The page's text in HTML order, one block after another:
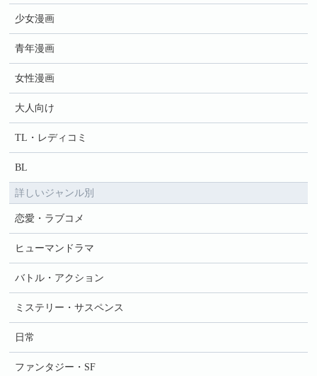
少女漫画
青年漫画
女性漫画
大人向け
TL・レディコミ
BL
詳しいジャンル別
恋愛・ラブコメ
ヒューマンドラマ
バトル・アクション
ミステリー・サスペンス
日常
ファンタジー・SF